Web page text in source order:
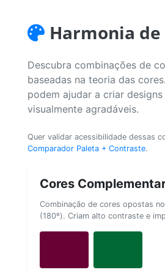
Harmonia de
Descubra combinações de
baseadas na teoria das
podem ajudar a criar
visualmente agradáveis.
Quer validar acessibilidade dessas
Comparador Paleta + Contraste.
Cores
Combinação de cores opostas
(180º). Criam alto contraste e